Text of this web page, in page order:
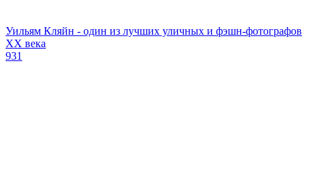
Уильям Кляйн - один из лучших уличных и фэшн-фотографов
ХХ века
931